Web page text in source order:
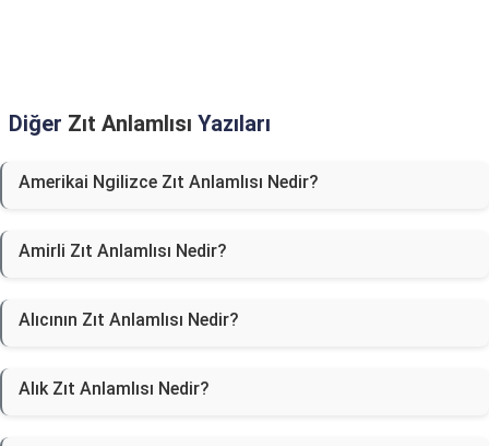
Diğer Zıt Anlamlısı Yazıları
Amerikai Ngilizce Zıt Anlamlısı Nedir?
Amirli Zıt Anlamlısı Nedir?
Alıcının Zıt Anlamlısı Nedir?
Alık Zıt Anlamlısı Nedir?